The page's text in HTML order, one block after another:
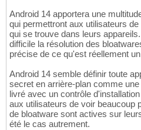
Android 14 apportera une
qui permettront aux utilisateurs
qui se trouve dans leurs
difficile la résolution des
précise de ce qu'est réellement
Android 14 semble définir toute
secret en arrière-plan comme
livré avec un contrôle
aux utilisateurs de voir beaucoup
de bloatware sont actives sur
été le cas autrement.